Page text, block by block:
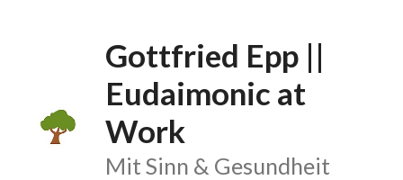
Gottfried Epp ||
Eudaimonic at
Work
Mit Sinn & Gesundheit